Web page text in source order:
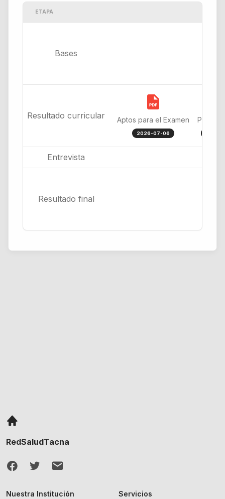
ETAPA
Bases
Resultado curricular Aptos para el Examen
2026-07-06
Post
Entrevista
Resultado final
RedSaludTacna
Nuestra Institución Servicios